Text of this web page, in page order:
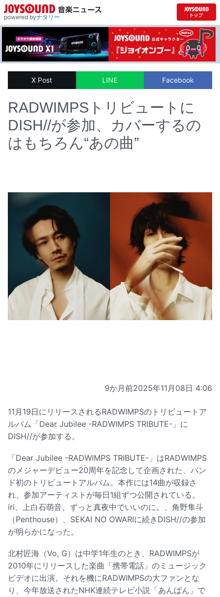
powered byナタリー
X Post LINE Facebook
RADWIMPSトリビュートに
DISH//が参加、カバーするの
はもちろん“あの曲”
9か月前2025年11月08日 4:06
11月19日にリリースされるRADWIMPSのトリビュートア
ルバム「Dear Jubilee -RADWIMPS TRIBUTE-」に
DISH//が参加する。
「Dear Jubilee -RADWIMPS TRIBUTE-」はRADWIMPS
のメジャーデビュー20周年を記念して企画された、バン
ド初のトリビュートアルバム。本作には14曲が収録さ
れ、参加アーティストが毎日1組ずつ公開されている。
iri、上白石萌音、ずっと真夜中でいいのに。、角野隼斗
（Penthouse）、SEKAI NO OWARIに続きDISH//の参加
が明らかになった。
北村匠海（Vo, G）は中学1年生のとき、RADWIMPSが
2010年にリリースした楽曲「携帯電話」のミュージック
ビデオに出演。それを機にRADWIMPSの大ファンとな
り、今年放送されたNHK連続テレビ小説「あんぱん」で